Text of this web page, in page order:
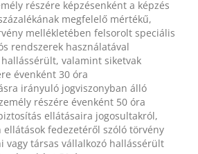
részére képzésenként a képzés
megfelelő mértékű,
mellékletében felsorolt speciális
rendszerek használatával
valamint siketvak
évenként 30 óra
irányuló jogviszonyban álló
részére évenként 50 óra
ellátásaira jogosultakról,
ellátások fedezetéről szóló törvény
vagy társas vállalkozó hallássérült